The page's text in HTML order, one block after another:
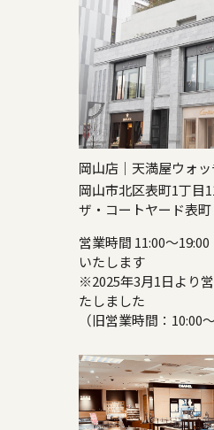
岡山店｜天満屋ウォ
岡山市北区表町1丁目
ザ・コートヤード表
営業時間 11:00～
いたします
※2025年3月1日より
たしました
（旧営業時間：10:00